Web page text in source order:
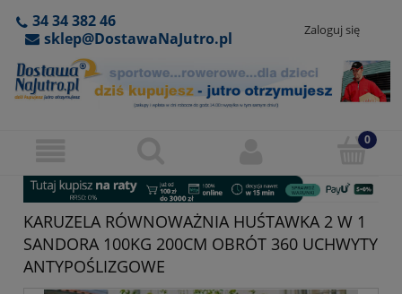
34 34 382 46
sklep@DostawaNaJutro.pl
Zaloguj się
KARUZELA RÓWNOWAŻNIA HUŚTAWKA 2 W 1
SANDORA 100KG 200CM OBRÓT 360 UCHWYTY
ANTYPOŚLIZGOWE